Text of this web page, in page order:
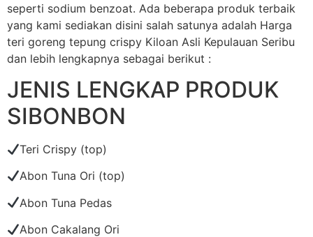
seperti sodium benzoat. Ada beberapa produk terbaik
yang kami sediakan disini salah satunya adalah Harga
teri goreng tepung crispy Kiloan Asli Kepulauan Seribu
dan lebih lengkapnya sebagai berikut :
JENIS LENGKAP PRODUK
SIBONBON
Teri Crispy (top)
Abon Tuna Ori (top)
Abon Tuna Pedas
Abon Cakalang Ori